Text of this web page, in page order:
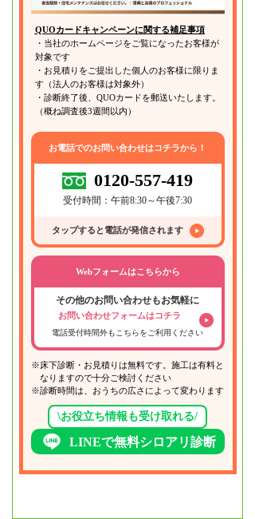
QUOカードキャンペーンに関する補足事項
・当社のホームページをご覧になったお客様が
対象です
・お見積りをご提出した個人のお客様に限りま
す（法人のお客様は対象外）
・診断終了後、QUOカードを郵送いたします。
（概ね調査後3週間以内）
お電話でのお問い合わせはコチラから！
0120-557-419
受付時間：午前8:30～午後7:30
タップすると電話が発信されます
Webフォームはこちらから
その他のお問い合わせもお気軽に
お問い合わせフォームはコチラ
電話受付時間外もこちらをご利用ください
※床下診断・お見積りは無料です。施工は有料と
なりますので十分ご検討ください
※診断時間は、おうちの広さによって変わります
\お役立ち情報も受け取れる/
LINEで無料シロアリ診断